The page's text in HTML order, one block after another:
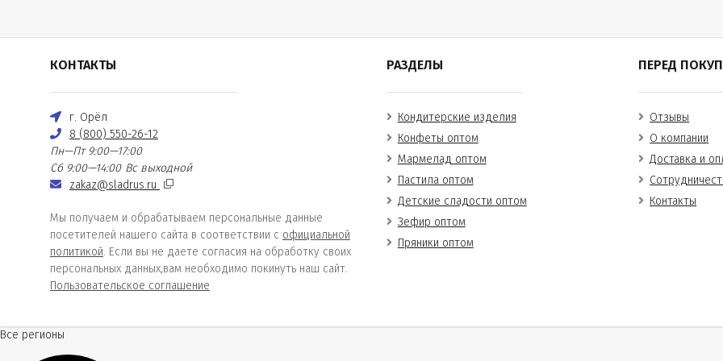
КОНТАКТЫ
г. Орёл
8 (800) 550-26-12
Пн—Пт 9:00—17:00
Сб 9:00—14:00 Вс выходной
zakaz@sladrus.ru
Мы получаем и обрабатываем персональные данные
посетителей нашего сайта в соответствии с официальной
политикой. Если вы не даете согласия на обработку своих
персональных данных,вам необходимо покинуть наш сайт.
Пользовательское соглашение
РАЗДЕЛЫ
Кондитерские изделия
Конфеты оптом
Мармелад оптом
Пастила оптом
Детские сладости оптом
Зефир оптом
Пряники оптом
ПЕРЕД
Отзывы
О компании
Доставка и
Контакты
Все регионы